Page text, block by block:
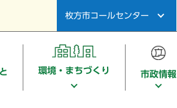
枚方市コールセンター
環境・まちづくり 市政情報